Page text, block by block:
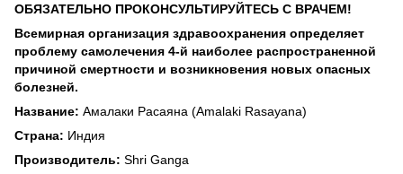
ОБЯЗАТЕЛЬНО ПРОКОНСУЛЬТИРУЙТЕСЬ С ВРАЧЕМ!
Всемирная организация здравоохранения определяет
проблему самолечения 4-й наиболее распространенной
причиной смертности и возникновения новых опасных
болезней.
Название: Амалаки Расаяна (Amalaki Rasayana)
Страна: Индия
Производитель: Shri Ganga